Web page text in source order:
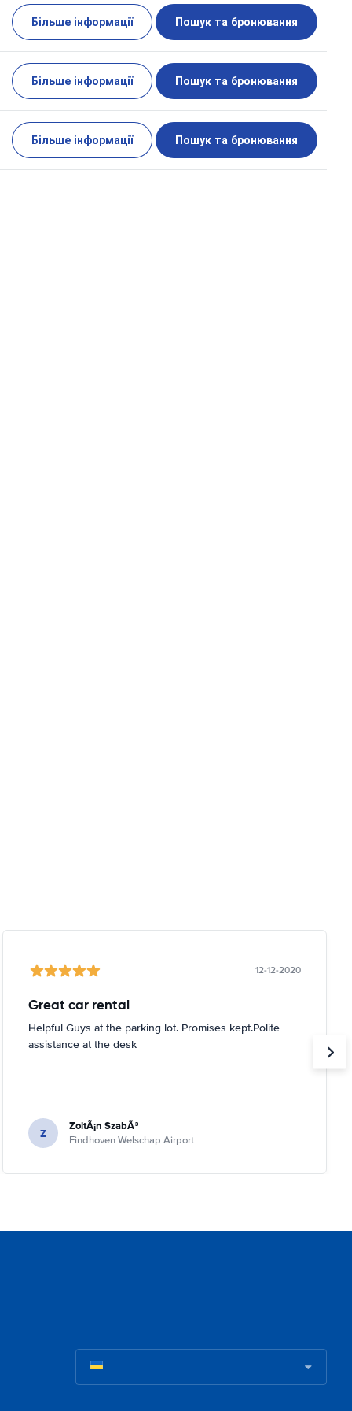
Більше інформації Пошук та бронювання
Більше інформації Пошук та бронювання
Більше інформації Пошук та бронювання
12-12-2020
Great car rental
Helpful Guys at the parking lot. Promises kept.Polite
assistance at the desk
Z ZoltÃ¡n SzabÃ³
Eindhoven Welschap Airport